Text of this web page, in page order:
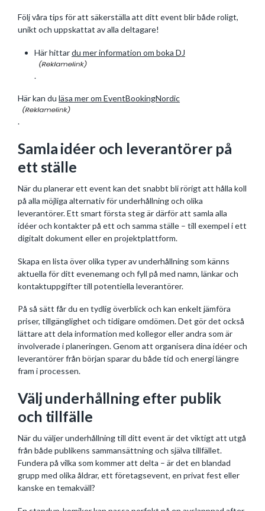
Följ våra tips för att säkerställa att ditt event blir både roligt,
unikt och uppskattat av alla deltagare!
Här hittardu mer information om boka DJ
.
Här kan du läsa mer om EventBookingNordic
.
Samla idéer och leverantörer på
ett ställe
När du planerar ett event kan det snabbt bli rörigt att hålla koll
på alla möjliga alternativ för underhållning och olika
leverantörer. Ett smart första steg är därför att samla alla
idéer och kontakter på ett och samma ställe – till exempel i ett
digitalt dokument eller en projektplattform.
Skapa en lista över olika typer av underhållning som känns
aktuella för ditt evenemang och fyll på med namn, länkar och
kontaktuppgifter till potentiella leverantörer.
På så sätt får du en tydlig överblick och kan enkelt jämföra
priser, tillgänglighet och tidigare omdömen. Det gör det också
lättare att dela information med kollegor eller andra som är
involverade i planeringen. Genom att organisera dina idéer och
leverantörer från början sparar du både tid och energi längre
fram i processen.
Välj underhållning efter publik
och tillfälle
När du väljer underhållning till ditt event är det viktigt att utgå
från både publikens sammansättning och själva tillfället.
Fundera på vilka som kommer att delta – är det en blandad
grupp med olika åldrar, ett företagsevent, en privat fest eller
kanske en temakväll?